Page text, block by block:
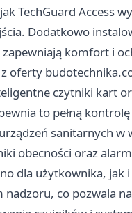
TechGuard Access
Dodatkowo
komfort i
oferty
czytniki kart
to pełną
sanitarnych w
obecności oraz
dla użytkownika,
co pozwala